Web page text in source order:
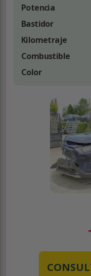
Potencia
Bastidor
Kilometraje
Combustible
Color